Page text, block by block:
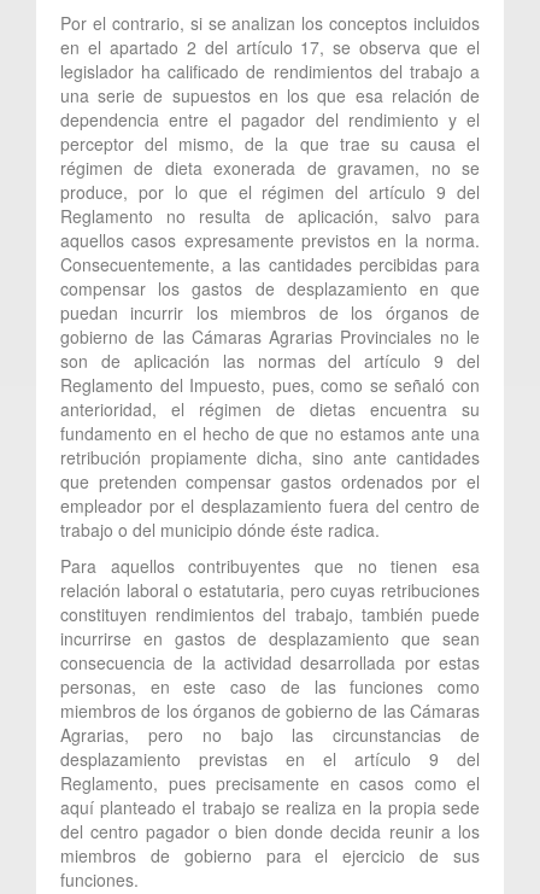
Por el contrario, si se analizan los conceptos incluidos
en el apartado 2 del artículo 17, se observa que el
legislador ha calificado de rendimientos del trabajo a
una serie de supuestos en los que esa relación de
dependencia entre el pagador del rendimiento y el
perceptor del mismo, de la que trae su causa el
régimen de dieta exonerada de gravamen, no se
produce, por lo que el régimen del artículo 9 del
Reglamento no resulta de aplicación, salvo para
aquellos casos expresamente previstos en la norma.
Consecuentemente, a las cantidades percibidas para
compensar los gastos de desplazamiento en que
puedan incurrir los miembros de los órganos de
gobierno de las Cámaras Agrarias Provinciales no le
son de aplicación las normas del artículo 9 del
Reglamento del Impuesto, pues, como se señaló con
anterioridad, el régimen de dietas encuentra su
fundamento en el hecho de que no estamos ante una
retribución propiamente dicha, sino ante cantidades
que pretenden compensar gastos ordenados por el
empleador por el desplazamiento fuera del centro de
trabajo o del municipio dónde éste radica.
Para aquellos contribuyentes que no tienen esa
relación laboral o estatutaria, pero cuyas retribuciones
constituyen rendimientos del trabajo, también puede
incurrirse en gastos de desplazamiento que sean
consecuencia de la actividad desarrollada por estas
personas, en este caso de las funciones como
miembros de los órganos de gobierno de las Cámaras
Agrarias, pero no bajo las circunstancias de
desplazamiento previstas en el artículo 9 del
Reglamento, pues precisamente en casos como el
aquí planteado el trabajo se realiza en la propia sede
del centro pagador o bien donde decida reunir a los
miembros de gobierno para el ejercicio de sus
funciones.